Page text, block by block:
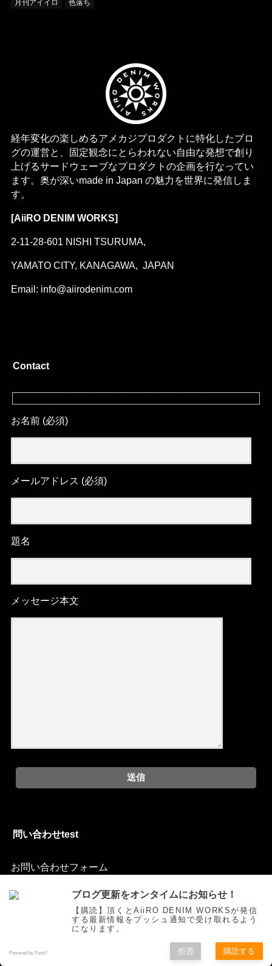
月刊アイイロ
色落ち
経年変化の楽しめるアメカジプロダクトに特化したブロ
グの運営と、固定観念にとらわれない自由な発想で創り
上げるサードウェーブなプロダクトの企画を行なってい
ます。奥が深いmade in Japan の魅力を世界に発信しま
す。
[AiiRO DENIM WORKS]
2-11-28-601 NISHI TSURUMA,
YAMATO CITY, KANAGAWA, JAPAN
Email: info@aiirodenim.com
Contact
お名前 (必須)
メールアドレス (必須)
題名
メッセージ本文
問い合わせtest
お問い合わせフォーム
トピックス オリジナルジーンズを創る
お買い物
.All Rights Reserved.
ブログ更新をオンタイムにお知らせ！
【購読】頂くとAiiRO DENIM WORKSが発信
する最新情報をプッシュ通知で受け取れるよう
になります。
Powered by Push7 拒否 購読する